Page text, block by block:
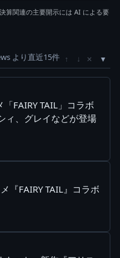
算関連の主要開示には AI による要
より直近15件 ↑ ↓ ×
FAIRY TAIL」コラボ
ィ、グレイなどが登場
『FAIRY TAIL』コラボ